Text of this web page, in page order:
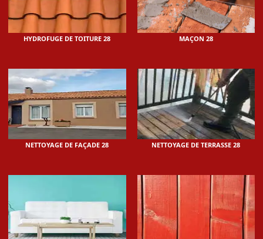
HYDROFUGE DE TOITURE 28 MAÇON 28
NETTOYAGE DE FAÇADE 28 NETTOYAGE DE TERRASSE 28